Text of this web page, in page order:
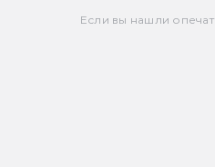
Если вы нашли